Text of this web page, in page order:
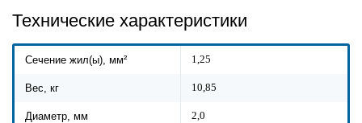
Технические характеристики
Сечение жил(ы), мм² 1,25
Вес, кг 10,85
Диаметр, мм 2,0